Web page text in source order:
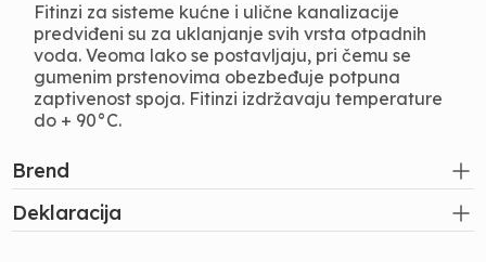
Fitinzi za sisteme kućne i ulične kanalizacije
predviđeni su za uklanjanje svih vrsta otpadnih
voda. Veoma lako se postavljaju, pri čemu se
gumenim prstenovima obezbeđuje potpuna
zaptivenost spoja. Fitinzi izdržavaju temperature
do + 90°C.
Brend
Deklaracija